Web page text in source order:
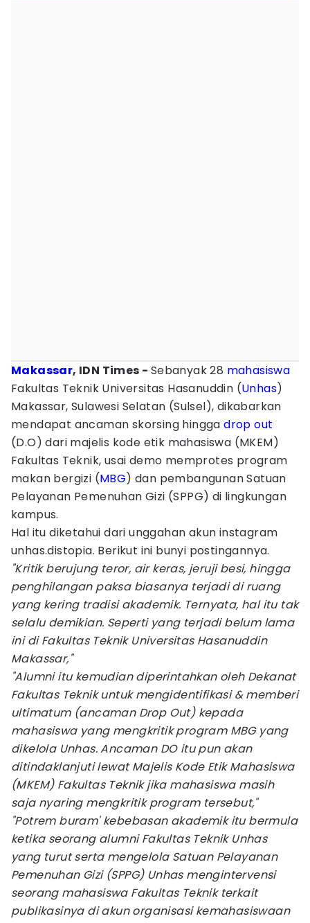
Makassar, IDN Times - Sebanyak 28 mahasiswa
Fakultas Teknik Universitas Hasanuddin (Unhas)
Makassar, Sulawesi Selatan (Sulsel), dikabarkan
mendapat ancaman skorsing hinggadrop out
(D.O) dari majelis kode etik mahasiswa (MKEM)
Fakultas Teknik, usai demo memprotes program
makan bergizi (MBG) dan pembangunan Satuan
Pelayanan Pemenuhan Gizi (SPPG) di lingkungan
kampus.
Hal itu diketahui dari unggahan akun instagram
unhas.distopia. Berikut ini bunyi postingannya.
"Kritik berujung teror, air keras, jeruji besi, hingga
penghilangan paksa biasanya terjadi di ruang
yang kering tradisi akademik. Ternyata, hal itu tak
selalu demikian. Seperti yang terjadi belum lama
ini di Fakultas Teknik Universitas Hasanuddin
Makassar,"
"Alumni itu kemudian diperintahkan oleh Dekanat
Fakultas Teknik untuk mengidentifikasi & memberi
ultimatum (ancaman Drop Out) kepada
mahasiswa yang mengkritik program MBG yang
dikelola Unhas. Ancaman DO itu pun akan
ditindaklanjuti lewat Majelis Kode Etik Mahasiswa
(MKEM) Fakultas Teknik jika mahasiswa masih
saja nyaring mengkritik program tersebut,"
"Potrem buram' kebebasan akademik itu bermula
ketika seorang alumni Fakultas Teknik Unhas
yang turut serta mengelola Satuan Pelayanan
Pemenuhan Gizi (SPPG) Unhas mengintervensi
seorang mahasiswa Fakultas Teknik terkait
publikasinya di akun organisasi kemahasiswaan